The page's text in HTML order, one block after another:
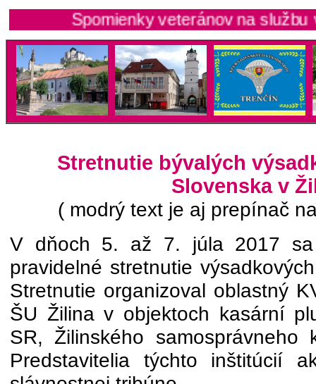
Spomienky veteránov na službu vo
Stretnutie bývalých
Slovenska v
( modrý text je aj prepínač
V dňoch 5. až 7. júla 2017 sa
pravidelné stretnutie
Stretnutie organizoval oblastný
ŠU Žilina v objektoch kasární
SR, Žilinského
Predstavitelia týchto inštitúcií